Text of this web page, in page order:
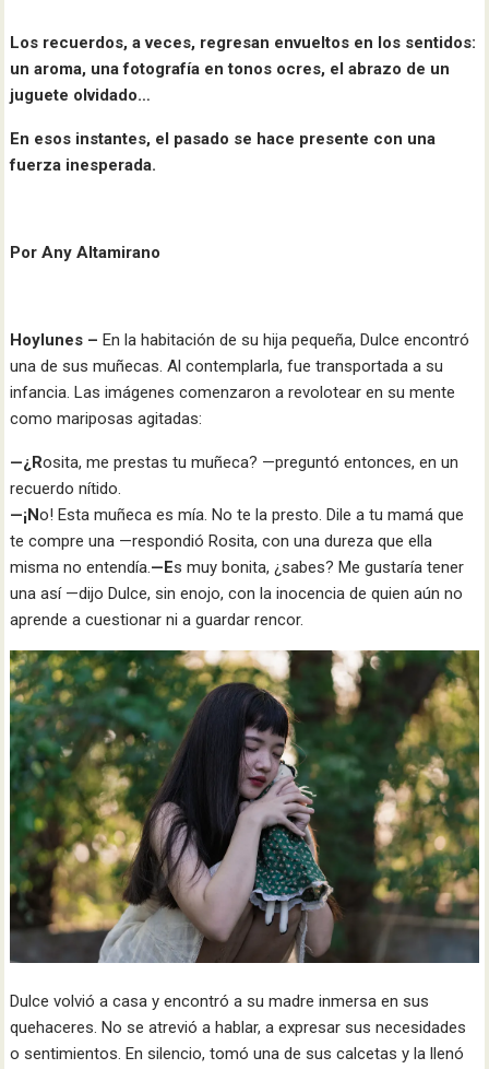
Los recuerdos, a veces, regresan envueltos en los sentidos:
un aroma, una fotografía en tonos ocres, el abrazo de un
juguete olvidado…
En esos instantes, el pasado se hace presente con una
fuerza inesperada.
Por Any Altamirano
Hoylunes – En la habitación de su hija pequeña, Dulce encontró
una de sus muñecas. Al contemplarla, fue transportada a su
infancia. Las imágenes comenzaron a revolotear en su mente
como mariposas agitadas:
—¿Rosita, me prestas tu muñeca? —preguntó entonces, en un
recuerdo nítido.
—¡No! Esta muñeca es mía. No te la presto. Dile a tu mamá que
te compre una —respondió Rosita, con una dureza que ella
misma no entendía.—Es muy bonita, ¿sabes? Me gustaría tener
una así —dijo Dulce, sin enojo, con la inocencia de quien aún no
aprende a cuestionar ni a guardar rencor.
Dulce volvió a casa y encontró a su madre inmersa en sus
quehaceres. No se atrevió a hablar, a expresar sus necesidades
o sentimientos. En silencio, tomó una de sus calcetas y la llenó